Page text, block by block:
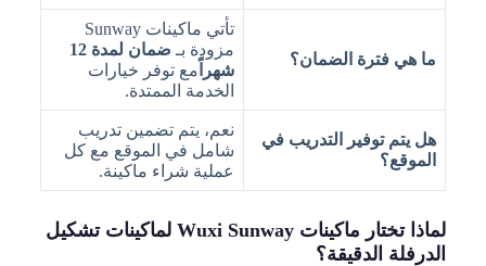
ما هي فترة الضمان؟
تأتي ماكينات Sunway
مزودة بـ
ضمان لمدة 12
شهراً مع توفر خيارات
الخدمة الممتدة.
هل يتم توفير التدريب في
الموقع؟
نعم، يتم تضمين تدريب
شامل في الموقع مع كل
عملية شراء ماكينة.
لماذا تختار ماكينات Wuxi Sunway لماكينات تشكيل
الدرفلة الدقيقة؟